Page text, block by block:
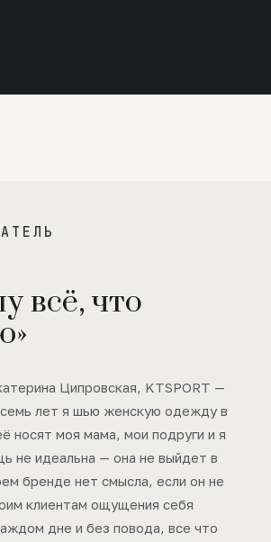
всё, что
Ципровская, KTSPORT —
лет я шью женскую одежду в
носят моя мама, мои подруги и я
не идеальна — она не выйдет в
бренде нет смысла, если он не
клиентам ощущения себя
дне и без повода, все что